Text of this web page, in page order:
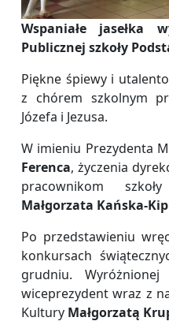
Wspaniałe jasełka
Publicznej szkoły
Piękne śpiewy i
z chórem szkolnym
Józefa i Jezusa.
W imieniu Prezydenta
Ferenca, życzenia
pracownikom
Małgorzata Kańska-
Po przedstawieniu
konkursach
grudniu. Wyróżnionej
wiceprezydent wraz z
Kultury Małgorzatą